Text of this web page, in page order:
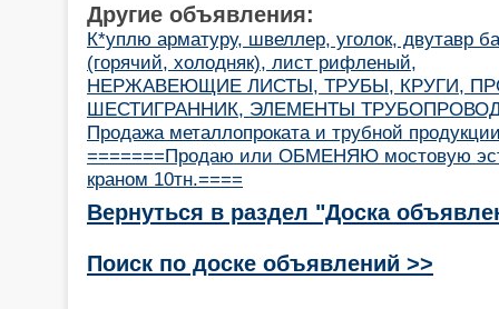
Другие объявления:
К*уплю арматуру, швеллер, уголок, двутавр
(горячий, холодняк), лист рифленый,
НЕРЖАВЕЮЩИЕ ЛИСТЫ, ТРУБЫ, КРУГИ,
ШЕСТИГРАННИК, ЭЛЕМЕНТЫ
Продажа металлопроката и трубной
=======Продаю или ОБМЕНЯЮ мостовую
краном 10тн.====
Вернуться в раздел "Доска
Поиск по доске объявлений >>